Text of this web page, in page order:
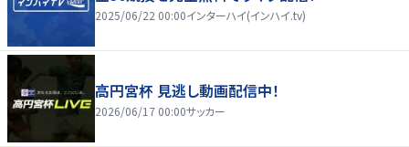
2025/06/22 00:00インターハイ(インハイ.tv)
高円宮杯 見逃し動画配信中！
2026/06/17 00:00サッカー